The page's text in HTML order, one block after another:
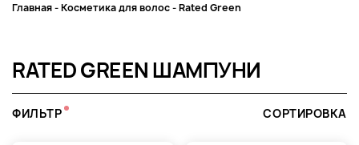
Главная-Косметика для волос-Rated Green
RATED GREEN ШАМПУНИ
ФИЛЬТР СОРТИРОВКА